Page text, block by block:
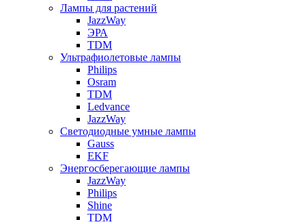
Лампы для растений
JazzWay
ЭРА
TDM
Ультрафиолетовые лампы
Philips
Osram
TDM
Ledvance
JazzWay
Светодиодные умные лампы
Gauss
EKF
Энергосберегающие лампы
JazzWay
Philips
Shine
TDM